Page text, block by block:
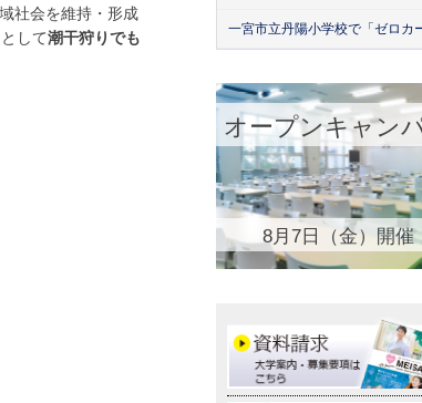
社会を維持・形成
して潮干狩りでも
一宮市立丹陽小学校で「ゼロカ
オープンキャン
8月7日（金）開催